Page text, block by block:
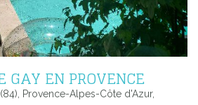
GAY EN PROVENCE
Provence-Alpes-Côte d'Azur,